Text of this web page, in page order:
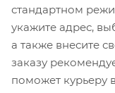
стандартном
укажите адрес,
а также внесите
заказу
поможет курьеру